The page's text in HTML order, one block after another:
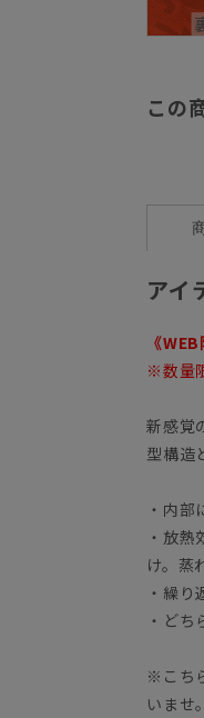
この
アイ
《WEB
※数量
新感覚
型構造
・内
・放
け。蒸
・繰
・ど
※こち
いませ。